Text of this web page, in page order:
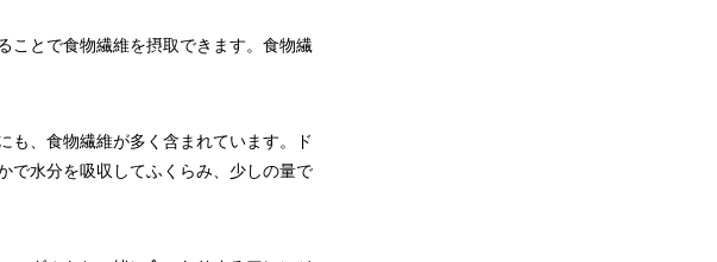
ことで食物繊維を摂取できます。食物繊
も、食物繊維が多く含まれています。ド
で水分を吸収してふくらみ、少しの量で